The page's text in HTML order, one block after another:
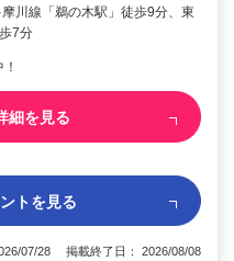
川線「鵜の木駅」徒歩9分、東
7分
細を見る
トを見る
07/28 掲載終了日： 2026/08/08